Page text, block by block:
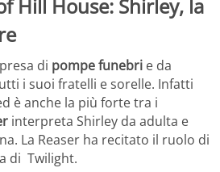
Hill House: Shirley, la
di pompe funebri e da
i suoi fratelli e sorelle. Infatti
è anche la più forte tra i
interpreta Shirley da adulta e
La Reaser ha recitato il ruolo di
di Twilight.